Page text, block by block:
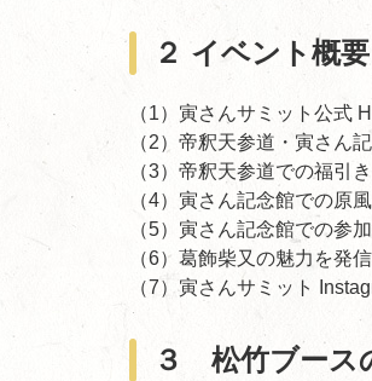
２ イベント概要
（1）寅さんサミット公式
（2）帝釈天参道・寅さん
（3）帝釈天参道での福引
（4）寅さん記念館での原
（5）寅さん記念館での参
（6）葛飾柴又の魅力を発
（7）寅さんサミット
３ 松竹ブース